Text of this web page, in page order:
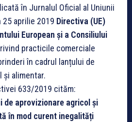
în Jurnalul Oficial al Uniunii
25 aprilie 2019 Directiva (UE)
European și a Consiliului
practicile comerciale
în cadrul lanțului de
și alimentar.
633/2019 cităm:
de aprovizionare agricol și
în mod curent inegalități